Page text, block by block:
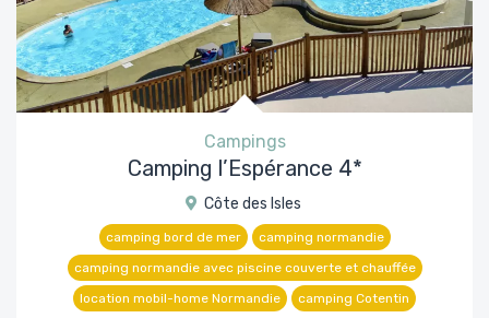
Campings
Camping l’Espérance 4*
Côte des Isles
camping bord de mer
camping normandie
camping normandie avec piscine couverte et chauffée
location mobil-home Normandie
camping Cotentin